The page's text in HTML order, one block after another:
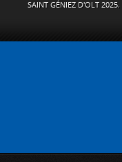
SAINT GÉNIEZ D'OLT 2025,